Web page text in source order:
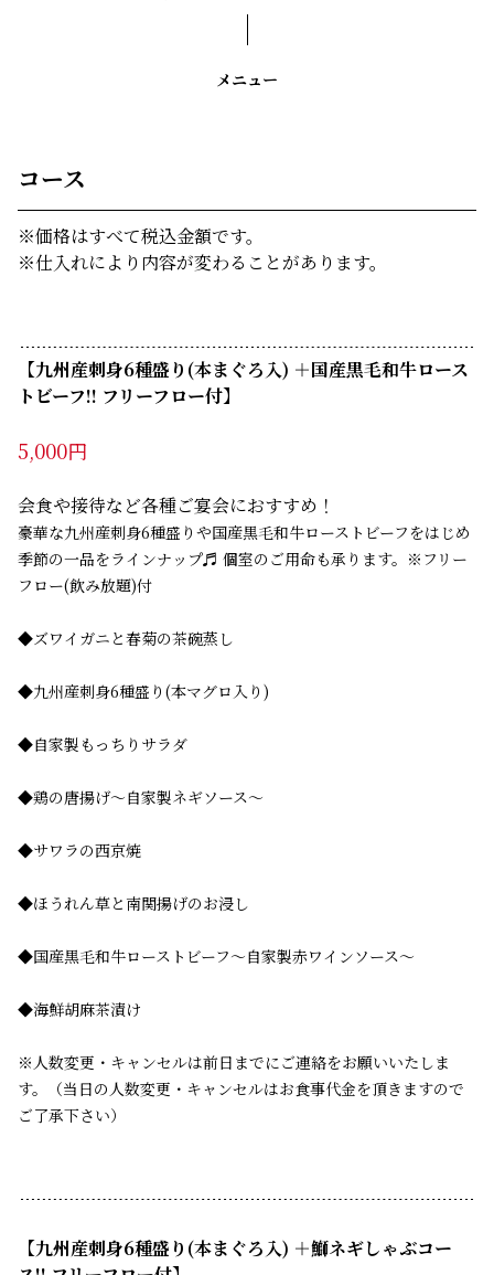
メニュー
コース
※価格はすべて税込金額です。
※仕入れにより内容が変わることがあります。
【九州産刺身6種盛り(本まぐろ入) ＋国産黒毛和牛ロース
トビーフ!! フリーフロー付】
5,000円
会食や接待など各種ご宴会におすすめ！
豪華な九州産刺身6種盛りや国産黒毛和牛ローストビーフをはじめ
季節の一品をラインナップ♬ 個室のご用命も承ります。※フリー
フロー(飲み放題)付
◆ズワイガニと春菊の茶碗蒸し
◆九州産刺身6種盛り(本マグロ入り)
◆自家製もっちりサラダ
◆鶏の唐揚げ～自家製ネギソース～
◆サワラの西京焼
◆ほうれん草と南関揚げのお浸し
◆国産黒毛和牛ローストビーフ～自家製赤ワインソース～
◆海鮮胡麻茶漬け
※人数変更・キャンセルは前日までにご連絡をお願いいたしま
す。（当日の人数変更・キャンセルはお食事代金を頂きますので
ご了承下さい）
【九州産刺身6種盛り(本まぐろ入) ＋鰤ネギしゃぶコー